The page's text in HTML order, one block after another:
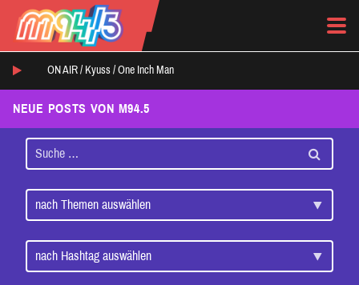
ON AIR / Kyuss / One Inch Man
NEUE POSTS VON M94.5